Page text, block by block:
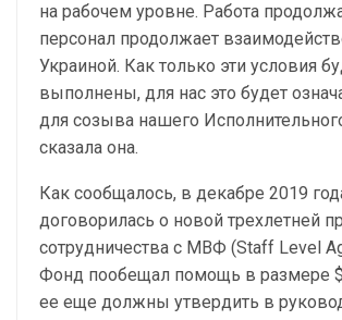
на рабочем уровне. Работа
персонал продолжает
Украиной. Как только эти условия
выполнены, для нас это будет
для созыва нашего
сказала она.
Как сообщалось, в декабре 2019
договорилась о новой трехлетней
сотрудничества с МВФ (Staff Level
Фонд пообещал помощь в размере
ее еще должны утвердить в